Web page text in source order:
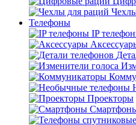
Телефоны
IP
Проекторы